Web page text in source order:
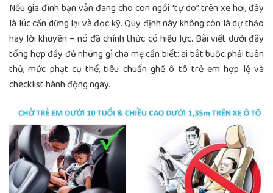
Nếu gia đình bạn vẫn đang cho con ngồi “tự do” trên xe hơi, đây
là lúc cần dừng lại và đọc kỹ. Quy định này không còn là dự thảo
hay lời khuyên – nó đã chính thức có hiệu lực. Bài viết dưới đây
tổng hợp đầy đủ những gì cha mẹ cần biết: ai bắt buộc phải tuân
thủ, mức phạt cụ thể, tiêu chuẩn ghế ô tô trẻ em hợp lệ và
checklist hành động ngay.